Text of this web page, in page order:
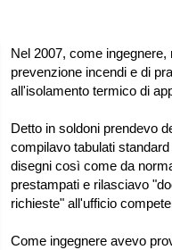
Nel 2007, come
prevenzione incendi e di
all'isolamento termico di
Detto in soldoni prendevo
compilavo tabulati
disegni così come da
prestampati e rilasciavo
richieste" all'ufficio
Come ingegnere avevo